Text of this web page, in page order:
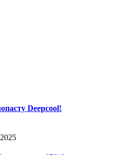
Deepcool!